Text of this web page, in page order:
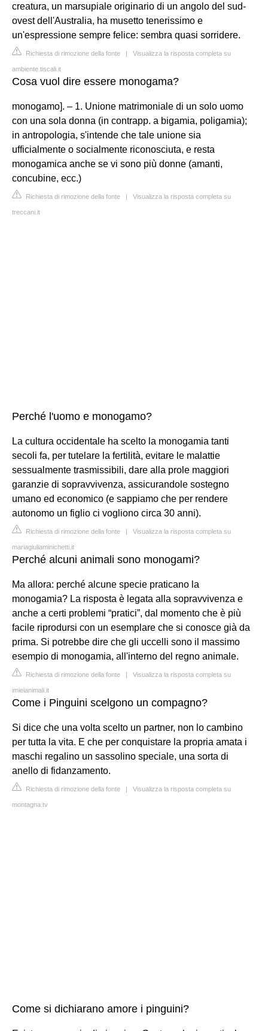
creatura, un marsupiale originario di un angolo del sud-
ovest dell'Australia, ha musetto tenerissimo e
un'espressione sempre felice: sembra quasi sorridere.
Richiesta di rimozione della fonte | Visualizza la risposta completa su
ambiente.tiscali.it
Cosa vuol dire essere monogama?
monogamo]. – 1. Unione matrimoniale di un solo uomo
con una sola donna (in contrapp. a bigamia, poligamia);
in antropologia, s'intende che tale unione sia
ufficialmente o socialmente riconosciuta, e resta
monogamica anche se vi sono più donne (amanti,
concubine, ecc.)
Richiesta di rimozione della fonte | Visualizza la risposta completa su
treccani.it
Perché l'uomo e monogamo?
La cultura occidentale ha scelto la monogamia tanti
secoli fa, per tutelare la fertilità, evitare le malattie
sessualmente trasmissibili, dare alla prole maggiori
garanzie di sopravvivenza, assicurandole sostegno
umano ed economico (e sappiamo che per rendere
autonomo un figlio ci vogliono circa 30 anni).
Richiesta di rimozione della fonte | Visualizza la risposta completa su
mariagiuliaminichetti.it
Perché alcuni animali sono monogami?
Ma allora: perché alcune specie praticano la
monogamia? La risposta è legata alla sopravvivenza e
anche a certi problemi “pratici”, dal momento che è più
facile riprodursi con un esemplare che si conosce già da
prima. Si potrebbe dire che gli uccelli sono il massimo
esempio di monogamia, all'interno del regno animale.
Richiesta di rimozione della fonte | Visualizza la risposta completa su
imieianimali.it
Come i Pinguini scelgono un compagno?
Si dice che una volta scelto un partner, non lo cambino
per tutta la vita. E che per conquistare la propria amata i
maschi regalino un sassolino speciale, una sorta di
anello di fidanzamento.
Richiesta di rimozione della fonte | Visualizza la risposta completa su
montagna.tv
Come si dichiarano amore i pinguini?